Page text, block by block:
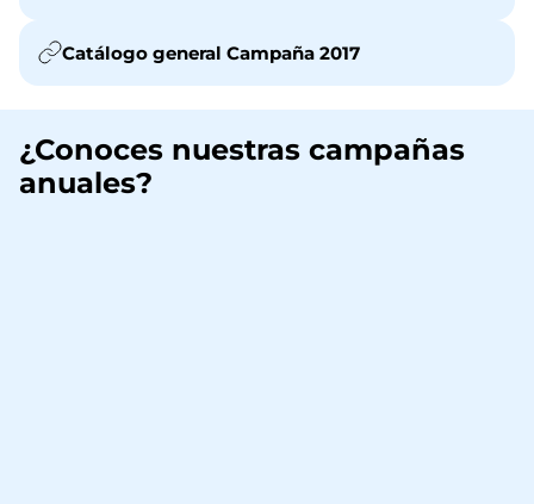
Catálogo general Campaña 2017
¿Conoces nuestras campañas
anuales?